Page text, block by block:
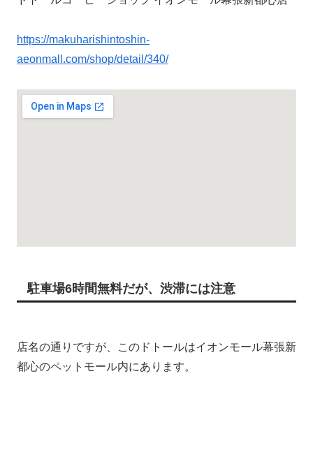
https://makuharishintoshin-
aeonmall.com/shop/detail/340/
駐車場6時間無料だが、渋滞には注意
店名の通りですが、このドトールはイオンモール幕張新
都心のペットモール内にあります。